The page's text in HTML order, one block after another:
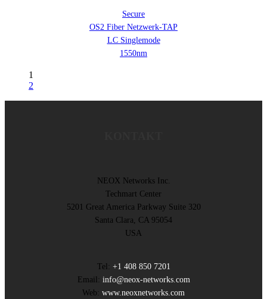
Secure
OS2 Fiber Netzwerk-TAP
LC Singlemode
1550nm
1
2
NEOX Networks Inc.
Techmart Center
5201 Great America Parkway Suite 320
Santa Clara, CA 95054
USA
Tel: +1 408 850 7201
Email: info@neox-networks.com
Web: www.neoxnetworks.com